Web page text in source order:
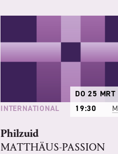
INTERNATIONAL
DO 25
19:30
Philzuid
MATTHÄUS-PASSION